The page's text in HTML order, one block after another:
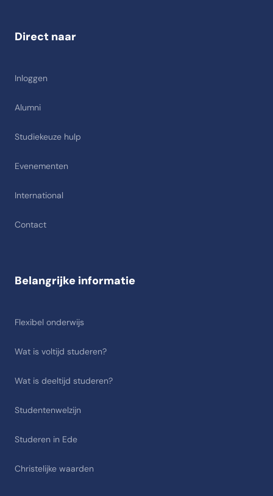
Direct naar
Inloggen
Alumni
Studiekeuze hulp
Evenementen
International
Contact
Belangrijke informatie
Flexibel onderwijs
Wat is voltijd studeren?
Wat is deeltijd studeren?
Studentenwelzijn
Studeren in Ede
Christelijke waarden